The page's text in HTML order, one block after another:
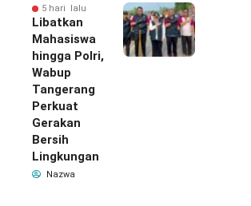
5 hari lalu
Libatkan
Mahasiswa
hingga Polri,
Wabup
Tangerang
Perkuat
Gerakan
Bersih
Lingkungan
Nazwa